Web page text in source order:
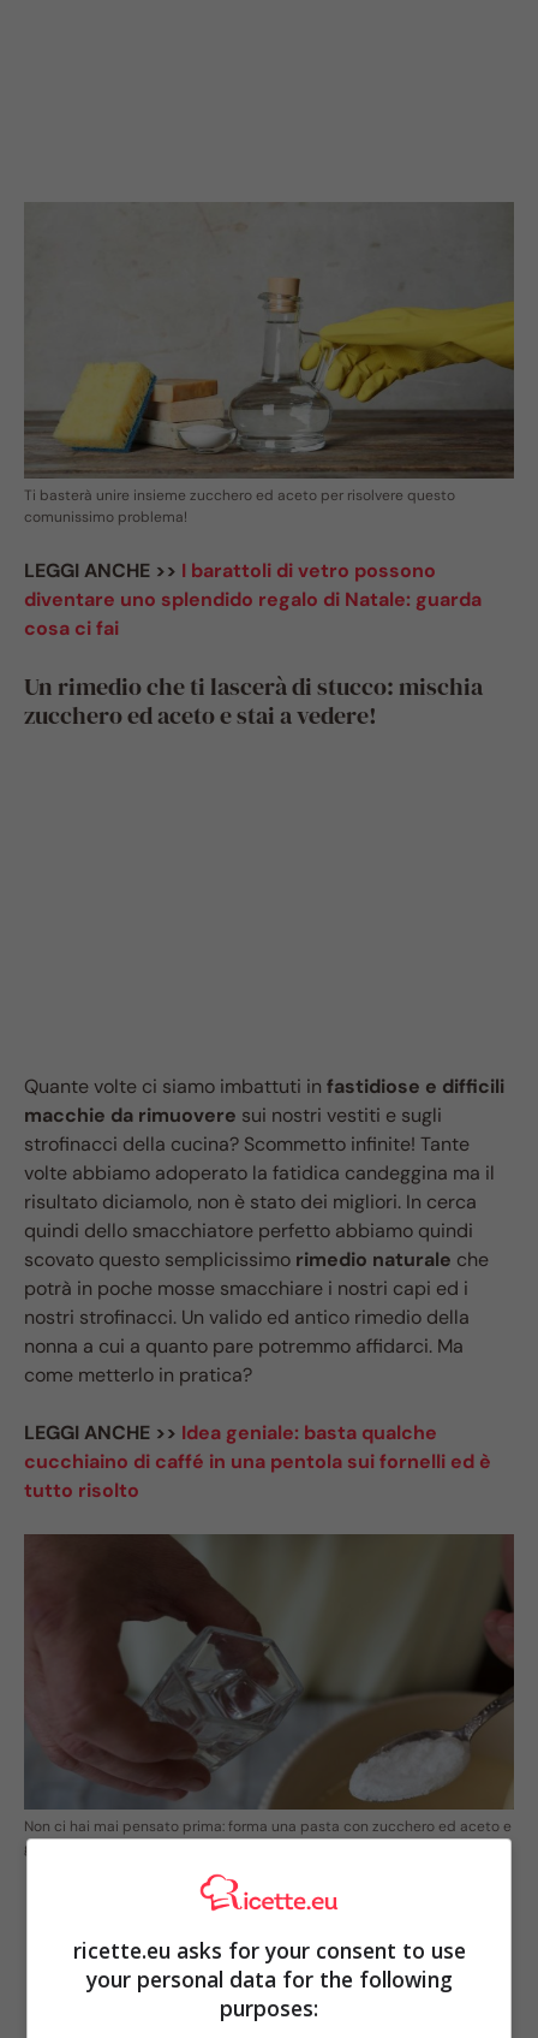
Ti basterà unire insieme zucchero ed aceto per risolvere questo
comunissimo problema!
LEGGI ANCHE >> I barattoli di vetro possono
diventare uno splendido regalo di Natale: guarda
cosa ci fai
Un rimedio che ti lascerà di stucco: mischia
zucchero ed aceto e stai a vedere!
Quante volte ci siamo imbattuti in fastidiose e difficili
macchie da rimuovere sui nostri vestiti e sugli
strofinacci della cucina? Scommetto infinite! Tante
volte abbiamo adoperato la fatidica candeggina ma il
risultato diciamolo, non è stato dei migliori. In cerca
quindi dello smacchiatore perfetto abbiamo quindi
scovato questo semplicissimo rimedio naturale che
potrà in poche mosse smacchiare i nostri capi ed i
nostri strofinacci. Un valido ed antico rimedio della
nonna a cui a quanto pare potremmo affidarci. Ma
come metterlo in pratica?
LEGGI ANCHE >> Idea geniale: basta qualche
cucchiaino di caffé in una pentola sui fornelli ed è
tutto risolto
Non ci hai mai pensato prima: forma una pasta con zucchero ed aceto e
guarda che rimedio!
ricette.eu asks for your consent to use
your personal data for the following
purposes: